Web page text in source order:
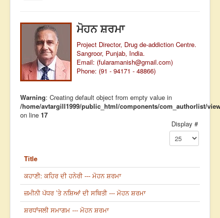
ਰਚਨਾਵਾਂ
ਸਰੋਕਾਰ ਦੇ ਲੇਖਕ
ਸੰਪਰਕ
We have 352 guests and no members online
2800250
ਇਸ ਹਫਤੇ27684 ਇਸ ਮਹੀਨੇ
ਮੋਹਨ ਸ਼ਰਮਾ
Project Director, Drug de-addiction Centre.
Sangroor, Punjab, India.
Email: (fularamanish@gmail.com)
Phone: (91 - 94171 - 48866)
Warning: Creating default object from empty value in
/home/avtargill1999/public_html/components/com_authorlist/
on line 17
Display #
Title
ਕਹਾਣੀ: ਕਹਿਰ ਦੀ ਹਨੇਰੀ --- ਮੋਹਨ ਸ਼ਰਮਾ
ਜ਼ਮੀਨੀ ਪੱਧਰ ’ਤੇ ਨਸ਼ਿਆਂ ਦੀ ਸਥਿਤੀ --- ਮੋਹਨ ਸ਼ਰਮਾ
ਸ਼ਰਧਾਂਜਲੀ ਸਮਾਗਮ --- ਮੋਹਨ ਸ਼ਰਮਾ